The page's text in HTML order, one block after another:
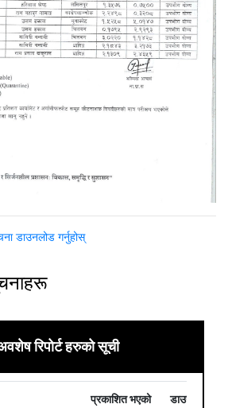
डाउनलोड गर्नुहोस्
रिपोर्ट हरुको सूची
प्रकाशित भएको
डाउनलोड